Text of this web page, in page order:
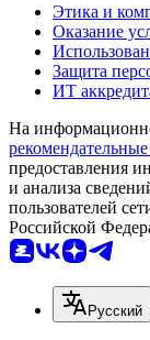
Этика и
Оказание
Защита
ИТ
На
предоставления
и анализа
пользователей
Российской
Русский